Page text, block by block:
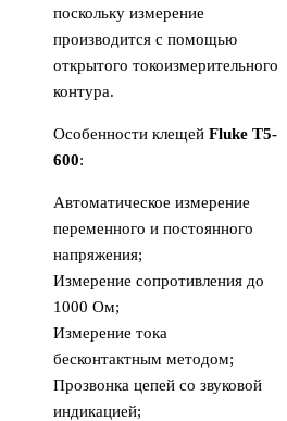
поскольку измерение
производится с помощью
открытого токоизмерительного
контура.
Особенности клещей Fluke T5-
600:
Автоматическое измерение
переменного и постоянного
напряжения;
Измерение сопротивления до
1000 Ом;
Измерение тока
бесконтактным методом;
Прозвонка цепей со звуковой
индикацией;